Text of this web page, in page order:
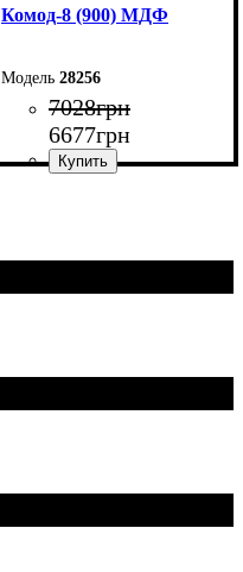
Комод-8 (900) МДФ
28256
7028грн
6677грн
Глубина: 45 см